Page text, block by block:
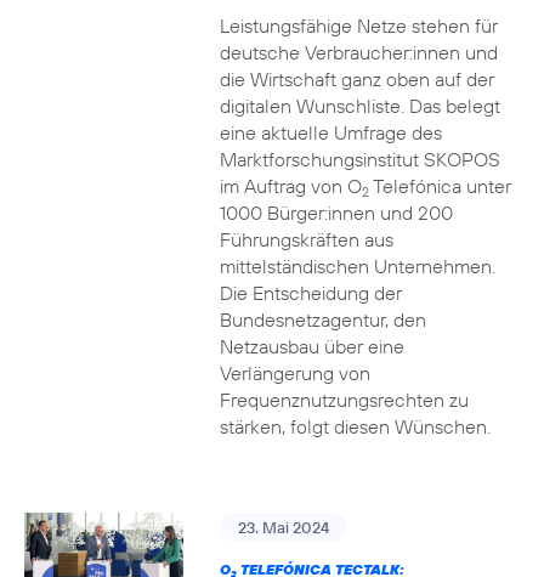
Leistungsfähige Netze stehen für
deutsche Verbraucher:innen und
die Wirtschaft ganz oben auf der
digitalen Wunschliste. Das belegt
eine aktuelle Umfrage des
Marktforschungsinstitut SKOPOS
im Auftrag von O2Telefónica unter
1000 Bürger:innen und 200
Führungskräften aus
mittelständischen Unternehmen.
Die Entscheidung der
Bundesnetzagentur, den
Netzausbau über eine
Verlängerung von
Frequenznutzungsrechten zu
stärken, folgt diesen Wünschen.
23. Mai 2024
O2TELEFÓNICA TECTALK: